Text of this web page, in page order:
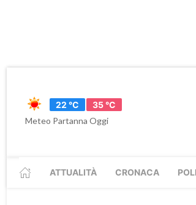
22 °C
35 °C
Meteo Partanna Oggi
ATTUALITÀ CRONACA